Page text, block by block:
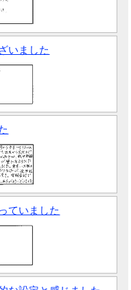
いました
ていました